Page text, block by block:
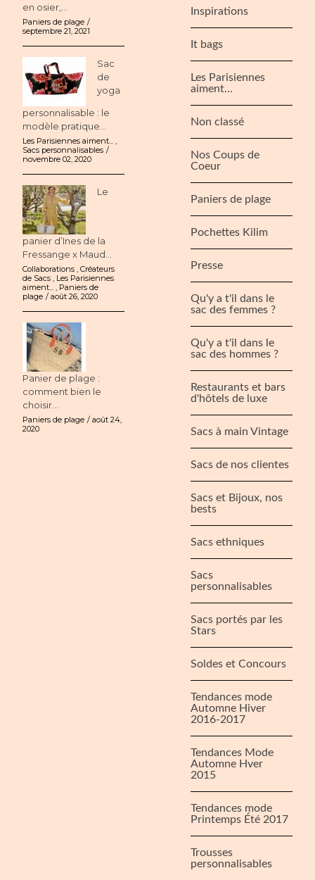
en osier,...
Paniers de plage
septembre 21, 2021
Sac
de
yoga
personnalisable : le
modèle pratique...
Les Parisiennes aiment... ,
Sacs personnalisables
novembre 02, 2020
Le
panier d’Ines de la
Fressange x Maud...
Collaborations ,Créateurs
de Sacs , Les Parisiennes
aiment... , Paniers de
plage
août 26, 2020
Panier de plage :
comment bien le
choisir...
Paniers de plage
août 24,
2020
Inspirations
It bags
Les Parisiennes
aiment…
Non classé
Nos Coups de
Coeur
Paniers de plage
Pochettes Kilim
Presse
Qu'y a t'il dans le
sac des femmes ?
Qu'y a t'il dans le
sac des hommes ?
Restaurants et bars
d'hôtels de luxe
Sacs à main Vintage
Sacs de nos clientes
Sacs et Bijoux, nos
bests
Sacs ethniques
Sacs
personnalisables
Sacs portés par les
Stars
Soldes et Concours
Tendances mode
Automne Hiver
2016-2017
Tendances Mode
Automne Hver
2015
Tendances mode
Printemps Été 2017
Trousses
personnalisables